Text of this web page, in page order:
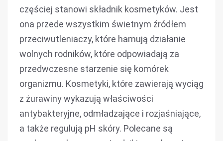
częściej stanowi składnik kosmetyków. Jest
ona przede wszystkim świetnym źródłem
przeciwutleniaczy, które hamują działanie
wolnych rodników, które odpowiadają za
przedwczesne starzenie się komórek
organizmu. Kosmetyki, które zawierają wyciąg
z żurawiny wykazują właściwości
antybakteryjne, odmładzające i rozjaśniające,
a także regulują pH skóry. Polecane są